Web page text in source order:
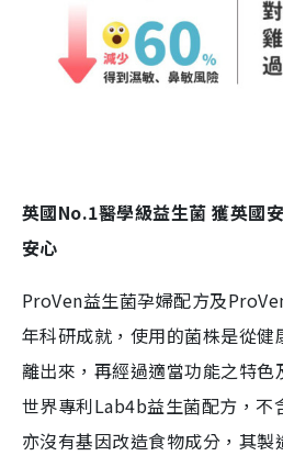
英國No.1醫學級益生菌 獲英國
安心
ProVen益生菌孕婦配方及
年科研成就，使用的菌株是從
離出來，再經過適當功能之特色
世界專利Lab4b益生菌配方，不
亦沒有基因改造食物成分，其製